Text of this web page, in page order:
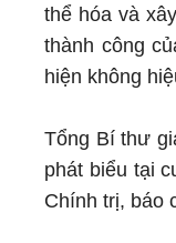
thể hóa và
thành công
hiện không
Tổng Bí thư
phát biểu tại
Chính trị, báo